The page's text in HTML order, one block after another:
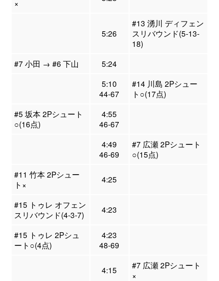
×
5:26
#13 湧川 ディフェン
スリバウンド(5-13-
18)
#7 小田 → #6 下山
5:24
5:10
44-67
#14 川島 2Pシュー
ト○(17点)
#5 坂本 2Pシュート
○(16点)
4:55
46-67
4:49
46-69
#7 広瀬 2Pシュート
○(15点)
#11 竹本 2Pシュー
ト×
4:25
#15 トゥレ オフェン
スリバウンド(4-3-7)
4:23
#15 トゥレ 2Pシュ
ート○(4点)
4:23
48-69
4:15
#7 広瀬 2Pシュート
×